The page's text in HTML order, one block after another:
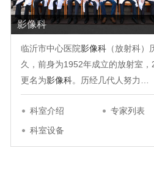
影像科
临沂市中心医院影像科 （放射科）
久，前身为1952年成立的放射室
更名为影像科。历经几代人努力…
科室介绍
专家列表
科室设备